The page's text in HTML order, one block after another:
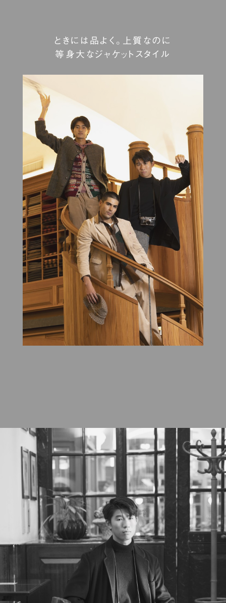
ときには品よく。上質なのに
等身大なジャケットスタイル